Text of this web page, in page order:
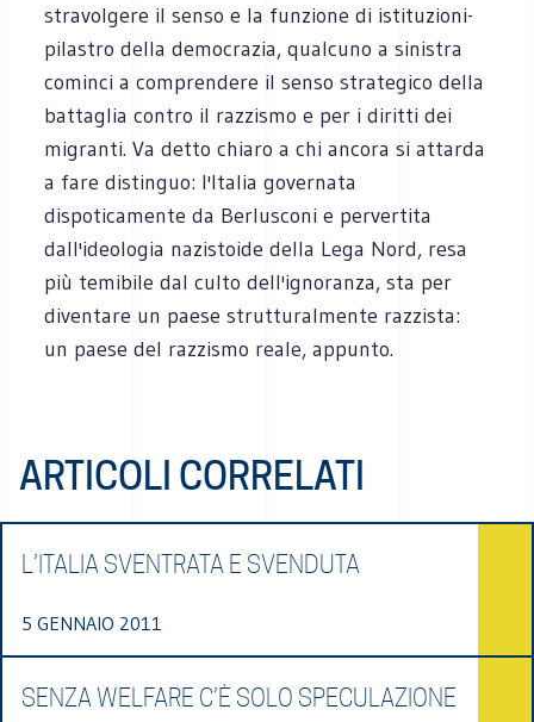
stravolgere il senso e la funzione di istituzioni-
pilastro della democrazia, qualcuno a sinistra
cominci a comprendere il senso strategico della
battaglia contro il razzismo e per i diritti dei
migranti. Va detto chiaro a chi ancora si attarda
a fare distinguo: l'Italia governata
dispoticamente da Berlusconi e pervertita
dall'ideologia nazistoide della Lega Nord, resa
più temibile dal culto dell'ignoranza, sta per
diventare un paese strutturalmente razzista:
un paese del razzismo reale, appunto.
ARTICOLI CORRELATI
L’ITALIA SVENTRATA E SVENDUTA
5 GENNAIO 2011
SENZA WELFARE C’È SOLO SPECULAZIONE